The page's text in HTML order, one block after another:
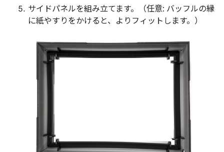
サイドパネルを組み立てます。（任意: バッフルの縁
に紙やすりをかけると、よりフィットします。）